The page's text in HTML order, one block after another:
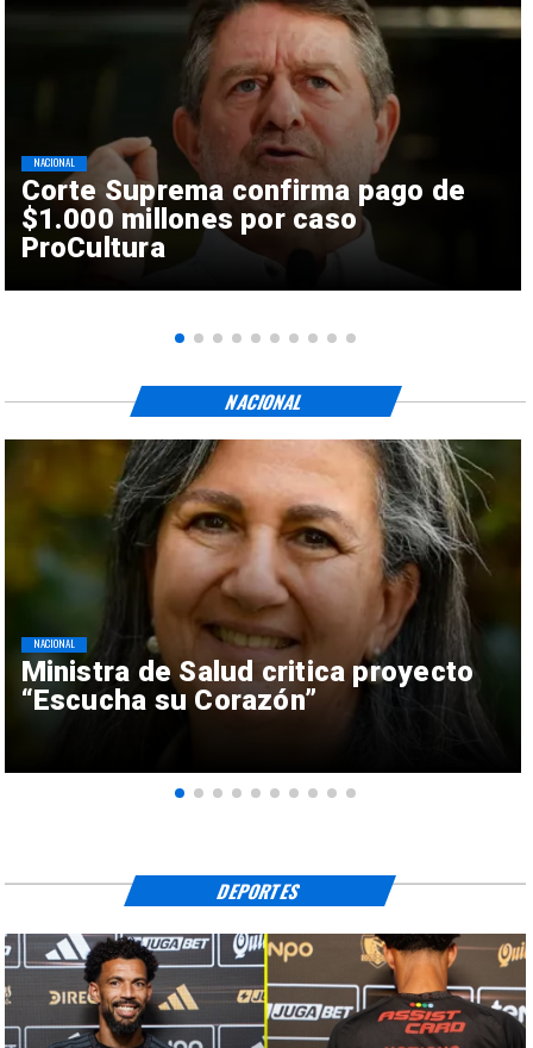
Corte Suprema confirma pago de
$1.000 millones por caso
ProCultura
NACIONAL
Ministra de Salud critica proyecto
“Escucha su Corazón”
NACIONAL
NACIONAL
DEPORTES